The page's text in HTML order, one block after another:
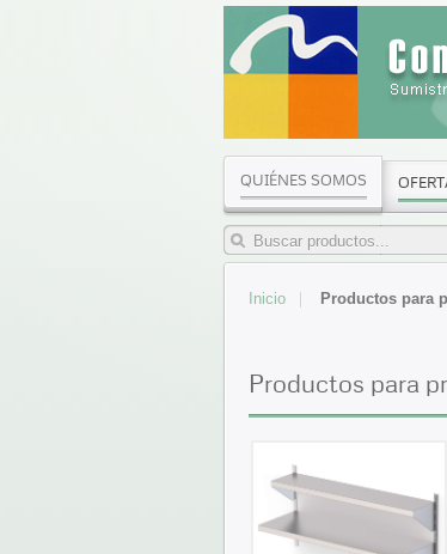
QUIÉNES SOMOS
Inicio Productos para
Productos para